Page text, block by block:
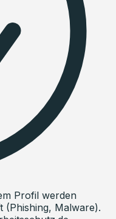
Profil werden
(Phishing, Malware).